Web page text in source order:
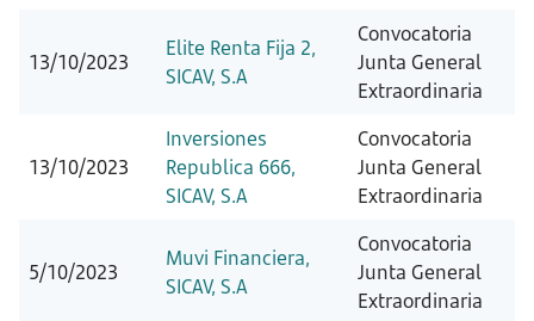
13/10/2023
Elite Renta Fija 2,
SICAV, S.A
Convocatoria
Junta General
Extraordinaria
13/10/2023
Inversiones
Republica 666,
SICAV, S.A
Convocatoria
Junta General
Extraordinaria
5/10/2023
Muvi Financiera,
SICAV, S.A
Convocatoria
Junta General
Extraordinaria